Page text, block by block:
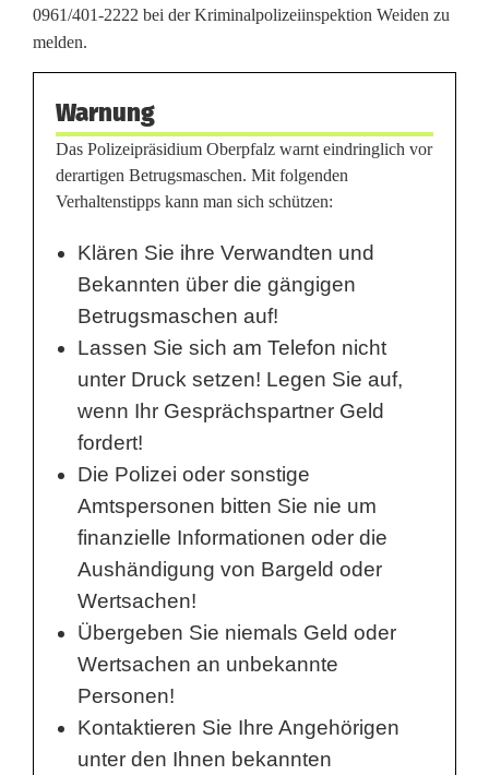
E
u
0961/401-2222 bei der Kriminalpolizeiinspektion Weiden zu
melden.
Warnung
Das Polizeipräsidium Oberpfalz warnt eindringlich vor
derartigen Betrugsmaschen. Mit folgenden
Verhaltenstipps kann man sich schützen:
Klären Sie ihre Verwandten und
Bekannten über die gängigen
Betrugsmaschen auf!
Lassen Sie sich am Telefon nicht
unter Druck setzen! Legen Sie auf,
wenn Ihr Gesprächspartner Geld
fordert!
Die Polizei oder sonstige
Amtspersonen bitten Sie nie um
finanzielle Informationen oder die
Aushändigung von Bargeld oder
Wertsachen!
Übergeben Sie niemals Geld oder
Wertsachen an unbekannte
Personen!
Kontaktieren Sie Ihre Angehörigen
unter den Ihnen bekannten